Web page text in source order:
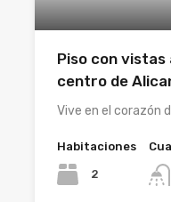
Piso con vistas
centro de
Vive en el corazón
Habitaciones
2